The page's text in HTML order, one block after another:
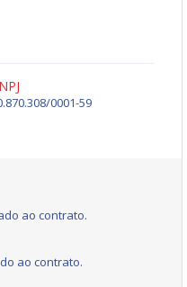
0001-59
ao contrato.
ao contrato.